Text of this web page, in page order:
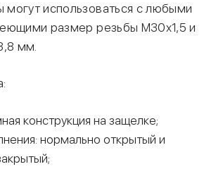
использоваться с любыми
размер резьбы М30х1,5 и
мм.
конструкция на защелке;
нормально открытый и